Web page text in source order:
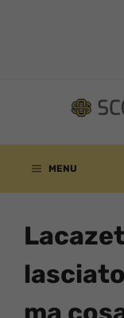
contenuto
MENU